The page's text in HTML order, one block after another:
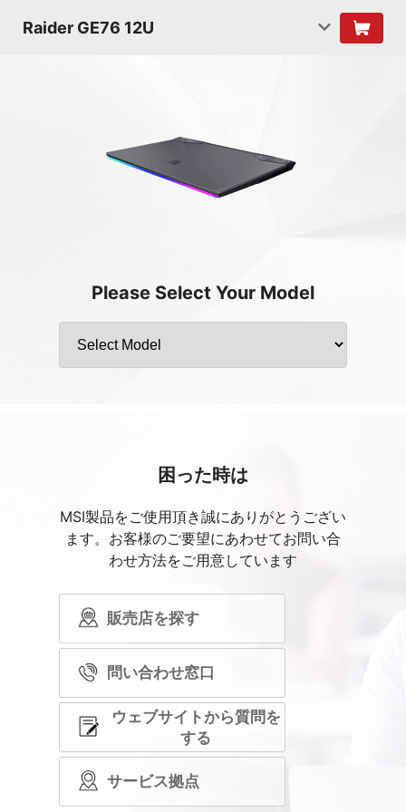
Raider GE76 12U
Please Select Your Model
困った時は
MSI製品をご使用頂き誠にありがとうござい
ます。お客様のご要望にあわせてお問い合
わせ方法をご用意しています
販売店を探す
問い合わせ窓口
ウェブサイトから質問を
する
サービス拠点